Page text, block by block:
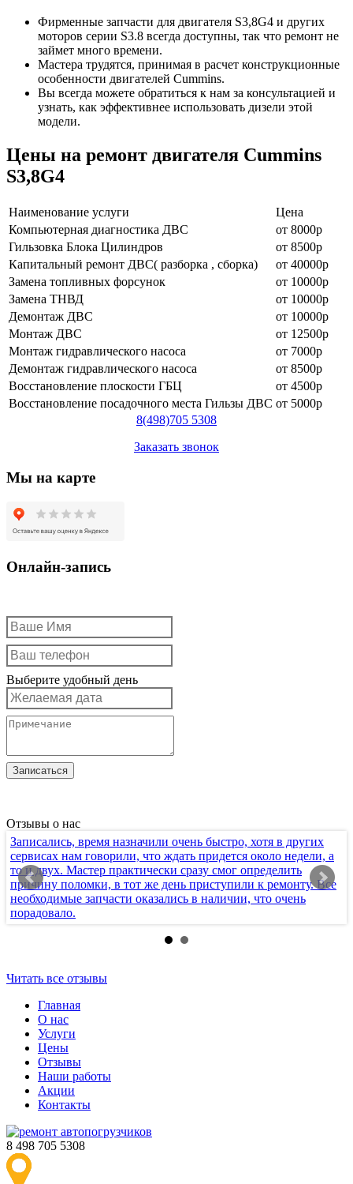
Фирменные запчасти для двигателя S3,8G4 и других
моторов серии S3.8 всегда доступны, так что ремонт не
займет много времени.
Мастера трудятся, принимая в расчет конструкционные
особенности двигателей Cummins.
Вы всегда можете обратиться к нам за консультацией и
узнать, как эффективнее использовать дизели этой
модели.
Цены на ремонт двигателя Cummins
S3,8G4
Наименование уcлуги
Цена
Компьютерная диагностика ДВС
от 8000р
Гильзовка Блока Цилиндров
от 8500р
Капитальный ремонт ДВС( разборка , сборка)
от 40000р
Замена топливных форсунок
от 10000р
Замена ТНВД
от 10000р
Демонтаж ДВС
от 10000р
Монтаж ДВС
от 12500р
Монтаж гидравлического насоса
от 7000р
Демонтаж гидравлического насоса
от 8500р
Восстановление плоскости ГБЦ
от 4500р
Восстановление посадочного места Гильзы ДВС от 5000р
8(498)705 5308
Заказать звонок
Мы на карте
Онлайн-запись
Выберите удобный день
Отзывы о нас
Записались, время назначили очень быстро, хотя в других
сервисах нам говорили, что ждать придется около недели, а
то и двух. Мастер практически сразу смог определить
причину поломки, в тот же день приступили к ремонту. Все
необходимые запчасти оказались в наличии, что очень
порадовало.
Читать все отзывы
Главная
О нас
Услуги
Цены
Отзывы
Наши работы
Акции
Контакты
8 498 705 5308